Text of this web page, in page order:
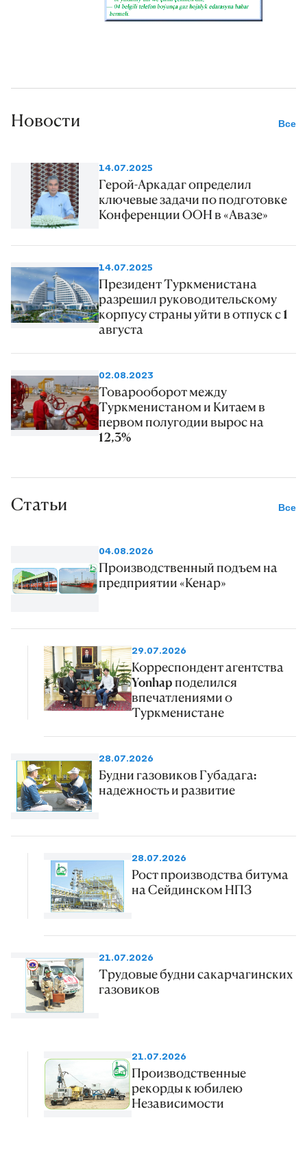
Новости Все
14.07.2025
Герой-Аркадаг определил
ключевые задачи по подготовке
Конференции ООН в «Авазе»
14.07.2025
Президент Туркменистана
разрешил руководительскому
корпусу страны уйти в отпуск с 1
августа
02.08.2023
Товарооборот между
Туркменистаном и Китаем в
первом полугодии вырос на
12,3%
Статьи Все
04.08.2026
Производственный подъем на
предприятии «Кенар»
29.07.2026
Корреспондент агентства
Yonhap поделился
впечатлениями о
Туркменистане
28.07.2026
Будни газовиков Губадага:
надежность и развитие
28.07.2026
Рост производства битума
на Сейдинском НПЗ
21.07.2026
Трудовые будни сакарчагинских
газовиков
21.07.2026
Производственные
рекорды к юбилею
Независимости